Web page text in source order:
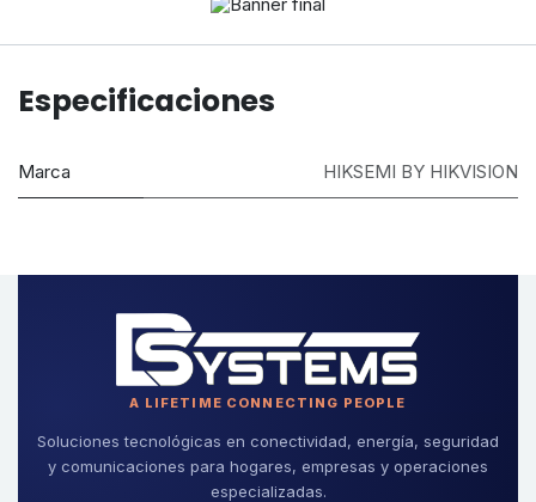
Diagrama de
instalación
Equipado con almohadilla térmica, fácil
Especificaciones
Marca HIKSEMI BY HIKVISION
A LIFETIME CONNECTING PEOPLE
Soluciones tecnológicas en conectividad, energía, seguridad
y comunicaciones para hogares, empresas y operaciones
especializadas.